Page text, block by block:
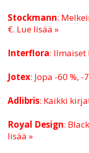
Stockmann:
€. Lue lisää »
Interflora: Ilmaiset
Jotex: Jopa -60 %, -
Adlibris: Kaikki
Royal Design:
lisää »